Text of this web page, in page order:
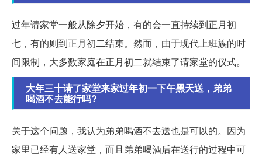
过年请家堂一般从除夕开始，有的会一直持续到正月初
七，有的则到正月初二结束。然而，由于现代上班族的时
间限制，大多数家庭在正月初二就结束了请家堂的仪式。
大年三十请了家堂来家过年初一下午黑天送，弟弟
喝酒不去能行吗?
关于这个问题，我认为弟弟喝酒不去送也是可以的。因为
家里已经有人送家堂，而且弟弟喝酒后在送行的过程中可